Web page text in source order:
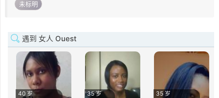
未标明
遇到 女人 Ouest
40 岁
35 岁
35 岁